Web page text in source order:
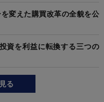
変えた購買改革の全貌を公
資を利益に転換する三つの
る